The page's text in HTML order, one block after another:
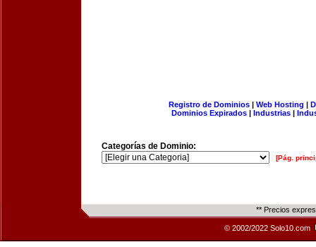
Registro de Dominios| Web Hosting |
Dominios Expirados | Industrias |
Categorías de Dominio:
[Pág.
** Precios
© 2002/2022 Solo10.com